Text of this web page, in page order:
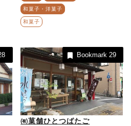
和菓子・洋菓子
和菓子
㈲菓舗ひとつばたご
Bookmark 29